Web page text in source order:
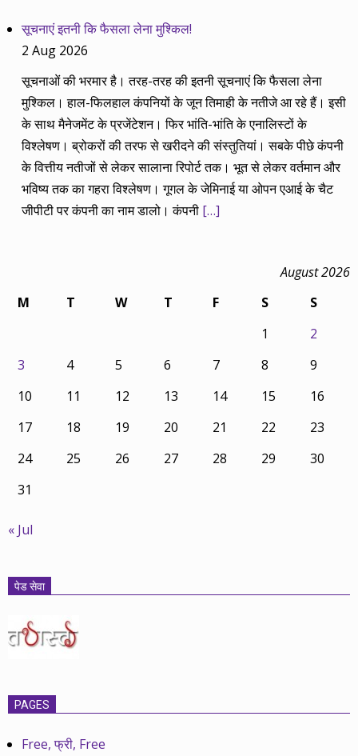
सूचनाएं इतनी कि फैसला लेना मुश्किल!
2 Aug 2026
सूचनाओं की भरमार है। तरह-तरह की इतनी सूचनाएं कि फैसला लेना
मुश्किल। हाल-फिलहाल कंपनियों के जून तिमाही के नतीजे आ रहे हैं। इसी
के साथ मैनेजमेंट के प्रजेंटेशन। फिर भांति-भांति के एनालिस्टों के
विश्लेषण। ब्रोकरों की तरफ से खरीदने की संस्तुतियां। सबके पीछे कंपनी
के वित्तीय नतीजों से लेकर सालाना रिपोर्ट तक। भूत से लेकर वर्तमान और
भविष्य तक का गहरा विश्लेषण। गूगल के जेमिनाई या ओपन एआई के चैट
जीपीटी पर कंपनी का नाम डालो। कंपनी […]
August 2026
M
T W T F S
S
1
2
3
4 5 6 7 8
9
10
11 12 13 14 15
16
17
18 19 20 21 22
23
24
25 26 27 28 29
30
31
« Jul
पेड सेवा
PAGES
Free, फ्री, Free